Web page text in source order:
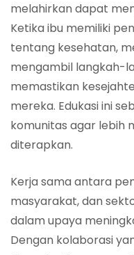
melahirkan dapat
Ketika ibu memiliki
tentang kesehatan,
mengambil langkah-
memastikan
mereka. Edukasi ini
komunitas agar lebih
diterapkan.
Kerja sama antara
masyarakat, dan
dalam upaya
Dengan kolaborasi